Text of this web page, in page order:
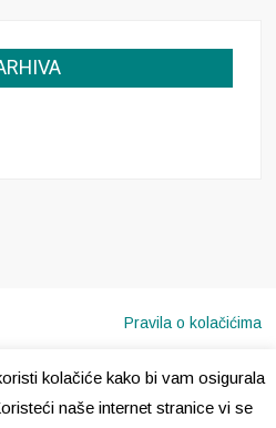
Pravila o kolačićima
kolačiće kako bi vam osigurala
naše internet stranice vi se
pridržana · Hladna Istina